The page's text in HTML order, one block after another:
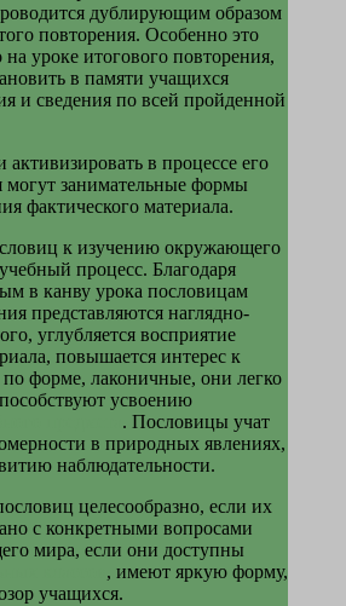
дублирующим образом
повторения. Особенно это
уроке итогового повто­рения,
в памяти учащихся
и сведения по всей пройденной
в процес­се его
могут занимательные формы
фактического материала.
к изучению окружающего
процесс. Бла­годаря
в канву урока пословицам
представля­ются наглядно-
углуб­ляется восприятие
повышается интерес к
форме, лаконичные, они легко
усвоению
. Пословицы учат
в природных явлениях,
наблюдательности.
целесообразно, если их
с конкретными вопросами
мира, если они доступны
, име­ют яркую форму,
учащихся.